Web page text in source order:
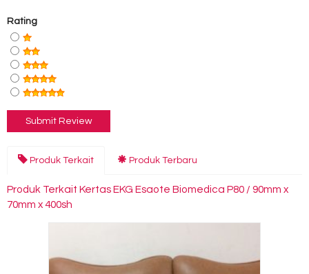
Rating
Produk Terkait Produk Terbaru
Produk Terkait Kertas EKG Esaote Biomedica P80 / 90mm x
70mm x 400sh